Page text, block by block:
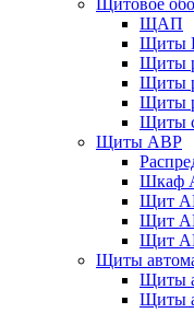
Щитовое
ЩАП
Щиты
Щиты
Щиты
Щиты
Щиты
Щиты АВР
Шкаф
Щит
Щит
Щит
Щиты
Щиты
Щиты